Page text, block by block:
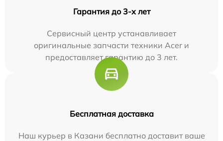
Гарантия до 3-х лет
Сервисный центр устанавливает
оригинальные запчасти техники Acer и
предоставляет гарантию до 3 лет.
Бесплатная доставка
Наш курьер в Казани бесплатно доставит ваше